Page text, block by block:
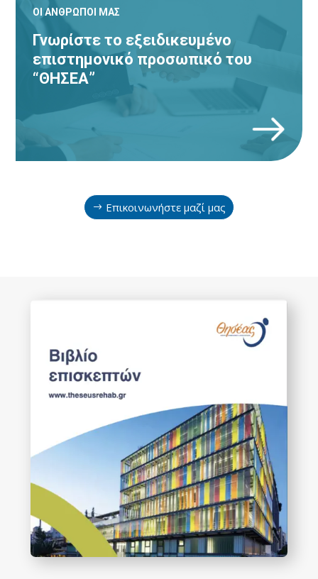
ΟΙ ΑΝΘΡΩΠΟΙ ΜΑΣ
Γνωρίστε το εξειδικευμένο
επιστημονικό προσωπικό του
“ΘΗΣΕΑ”
Κ
Επικοινωνήστε μαζί μας